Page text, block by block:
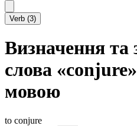
Verb (3)
Визначення та
слова
мовою
to conjure